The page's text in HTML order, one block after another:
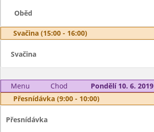
Oběd
Svačina (15:00 - 16:00)
Svačina
Menu Chod
Pondělí 10. 6. 2019
Přesnídávka (9:00 - 10:00)
Přesnídávka